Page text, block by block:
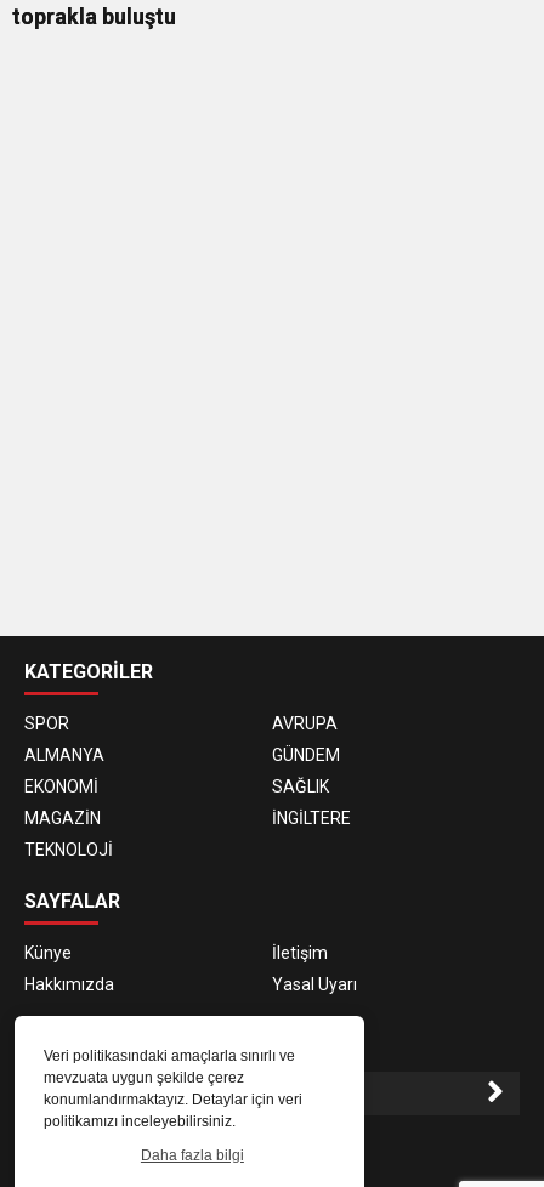
Veri politikasındaki amaçlarla sınırlı ve
mevzuata uygun şekilde çerez
konumlandırmaktayız. Detaylar için veri
politikamızı inceleyebilirsiniz.
Daha fazla bilgi
toprakla buluştu
siteleri
KATEGORİLER
SPOR
AVRUPA
ALMANYA
GÜNDEM
EKONOMİ
SAĞLIK
MAGAZİN
İNGİLTERE
TEKNOLOJİ
SAYFALAR
Künye
İletişim
Hakkımızda
Yasal Uyarı